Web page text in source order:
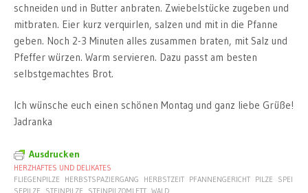
schneiden und in Butter anbraten. Zwiebelstücke zugeben und
mitbraten. Eier kurz verquirlen, salzen und mit in die Pfanne
geben. Noch 2-3 Minuten alles zusammen braten, mit Salz und
Pfeffer würzen. Warm servieren. Dazu passt am besten
selbstgemachtes Brot.
Ich wünsche euch einen schönen Montag und ganz liebe Grüße!
Jadranka
Ausdrucken
HERZHAFTES UND DELIKATES
FLIEGENPILZE
HERBSTSPAZIERGANG HERBSTZEIT PFANNENGERICHT PILZE
SPEI
SEPILZE
STEINPILZE STEINPILZOMLETT WALD